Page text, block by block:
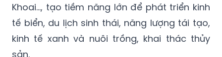
Khoai…, tạo tiềm năng lớn để phát triển kinh
tế biển, du lịch sinh thái, năng lượng tái tạo,
kinh tế xanh và nuôi trồng, khai thác thủy
sản.